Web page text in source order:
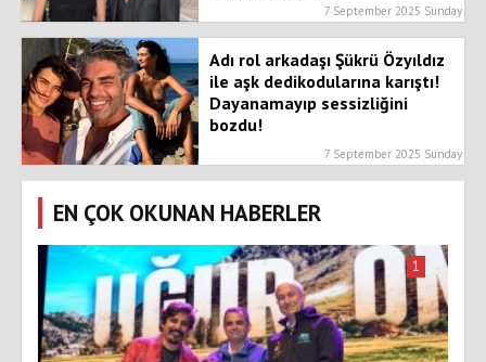
7 September 2025 Sunday
Adı rol arkadaşı Şükrü Özyıldız
ile aşk dedikodularına karıştı!
Dayanamayıp sessizliğini
bozdu!
7 September 2025 Sunday
EN ÇOK OKUNAN HABERLER
1